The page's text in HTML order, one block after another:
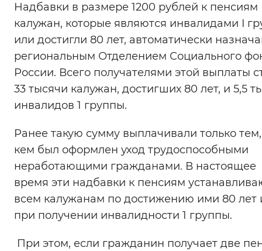
Цвет сайта
Монохромный Инверсивный
Синий фон
Изображения
Включены Выключены
Звуковой ассистент
Воспроизвести Остановить
Надбавки в размере 1200 рублей к пенсиям
калужан, которые являются инвалидами I
или достигли 80 лет, автоматически
региональным Отделением Социального
России. Всего получателями этой выплаты
33 тысячи калужан, достигших 80 лет, и 5,5
инвалидов 1 группы.
Ранее такую сумму выплачивали только
кем был оформлен уход трудоспособными
неработающими гражданами. В настоящее
время эти надбавки к пенсиям
всем калужанам по достижению ими 80 лет
при получении инвалидности 1 группы.
При этом, если гражданин получает две